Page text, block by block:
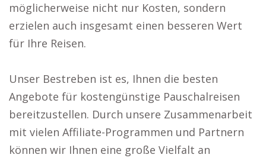
möglicherweise nicht nur Kosten, sondern
erzielen auch insgesamt einen besseren Wert
für Ihre Reisen.
Unser Bestreben ist es, Ihnen die besten
Angebote für kostengünstige Pauschalreisen
bereitzustellen. Durch unsere Zusammenarbeit
mit vielen Affiliate-Programmen und Partnern
können wir Ihnen eine große Vielfalt an